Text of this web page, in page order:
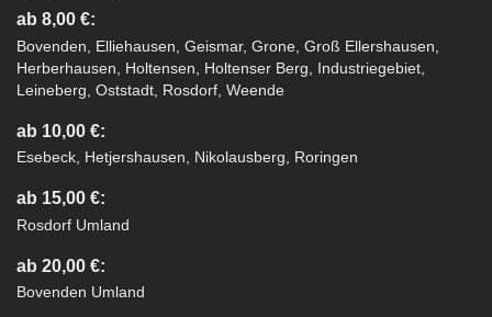
ab 8,00 €:
Bovenden, Elliehausen, Geismar, Grone, Groß Ellershausen,
Herberhausen, Holtensen, Holtenser Berg, Industriegebiet,
Leineberg, Oststadt, Rosdorf, Weende
ab 10,00 €:
Esebeck, Hetjershausen, Nikolausberg, Roringen
ab 15,00 €:
Rosdorf Umland
ab 20,00 €:
Bovenden Umland